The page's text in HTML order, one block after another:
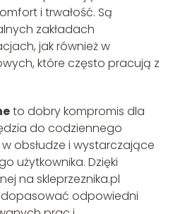
i trwałość. Są
zakładach
jak również w
które często pracują z
to dobry kompromis dla
do codziennego
obsłudze i wystarczające
użytkownika. Dzięki
na skleprzeznika.pl
odpowiedni